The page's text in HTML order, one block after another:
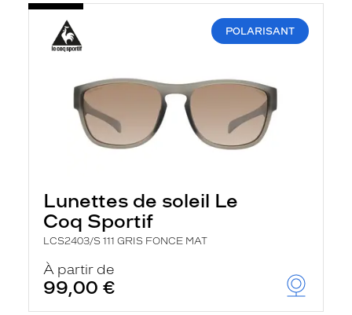
POLARISANT
Lunettes de soleil Le
Coq Sportif
LCS2403/S 111 GRIS FONCE MAT
À partir de
99,00 €